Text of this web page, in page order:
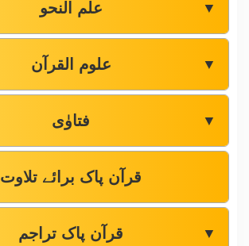
علم النحو ▼
علوم القرآن ▼
فتاوٰی ▼
قرآن پاک برائے تلاوت
قرآن پاک تراجم ▼